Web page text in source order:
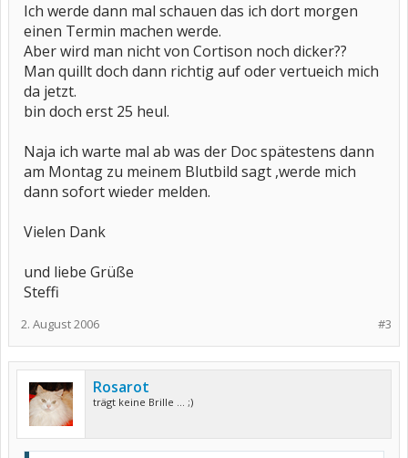
Ich werde dann mal schauen das ich dort morgen
einen Termin machen werde.
Aber wird man nicht von Cortison noch dicker??
Man quillt doch dann richtig auf oder vertueich mich
da jetzt.
bin doch erst 25 heul.
Naja ich warte mal ab was der Doc spätestens dann
am Montag zu meinem Blutbild sagt ,werde mich
dann sofort wieder melden.
Vielen Dank
und liebe Grüße
Steffi
#3
2. August 2006
Rosarot
trägt keine Brille ... ;)